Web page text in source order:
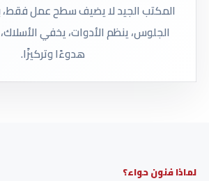
المكتب الجيد لا يضيف سطح عمل
الجلوس، ينظم الأدوات، يخفي الأسلاك،
هدوءًا وتركيزًا.
لماذا فنون حواء؟